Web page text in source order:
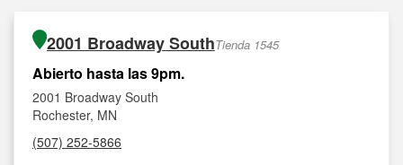
2001 Broadway SouthTienda 1545
Abierto hasta las 9pm.
2001 Broadway South
Rochester, MN
(507) 252-5866